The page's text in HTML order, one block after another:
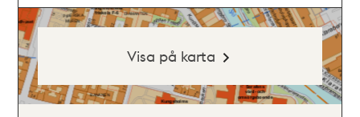
Visa på karta